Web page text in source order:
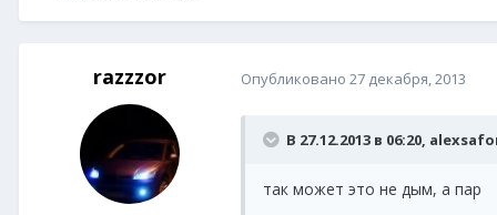
razzzor Опубликовано 27 декабря, 2013
В 27.12.2013 в 06:20,
так может это не дым, а пар